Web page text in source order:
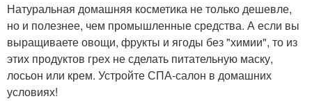
Натуральная домашняя косметика не только дешевле,
но и полезнее, чем промышленные средства. А если вы
выращиваете овощи, фрукты и ягоды без "химии", то из
этих продуктов грех не сделать питательную маску,
лосьон или крем. Устройте СПА-салон в домашних
условиях!